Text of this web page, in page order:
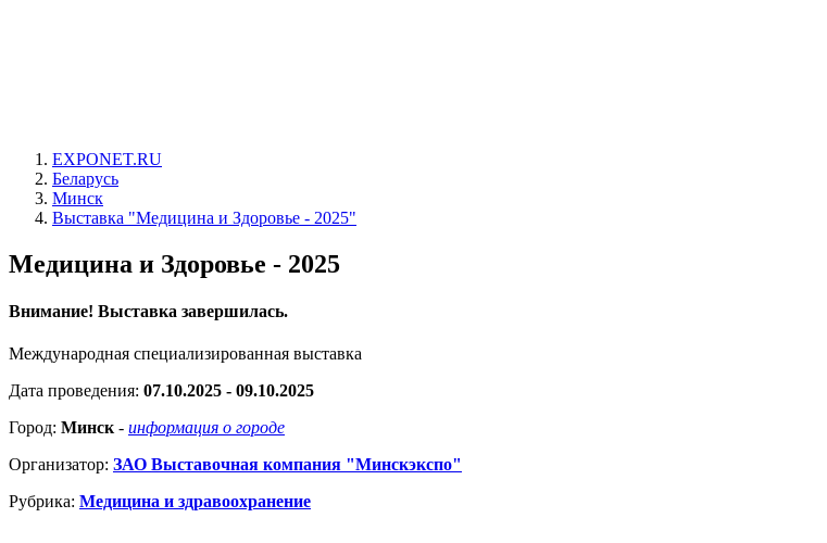
EXPONET.RU
Беларусь
Минск
Выставка "Медицина и Здоровье - 2025"
Медицина и Здоровье - 2025
Внимание! Выставка завершилась.
Международная специализированная выставка
Дата проведения: 07.10.2025 - 09.10.2025
Город: Минск - информация о городе
Организатор: ЗАО Выставочная компания "Минскэкспо"
Рубрика: Медицина и здравоохранение